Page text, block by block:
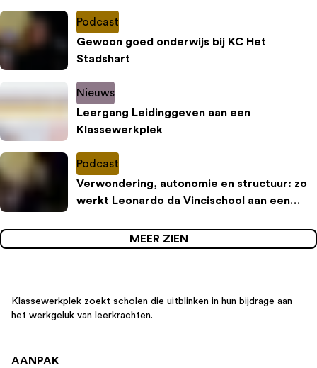
Podcast
Gewoon goed onderwijs bij KC Het
Stadshart
Nieuws
Leergang Leidinggeven aan een
Klassewerkplek
Podcast
Verwondering, autonomie en structuur: zo
werkt Leonardo da Vincischool aan een
MEER ZIEN
Klassewerkplek zoekt scholen die uitblinken in hun bijdrage aan
het werkgeluk van leerkrachten.
AANPAK